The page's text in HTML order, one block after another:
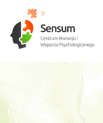
Diagnoza